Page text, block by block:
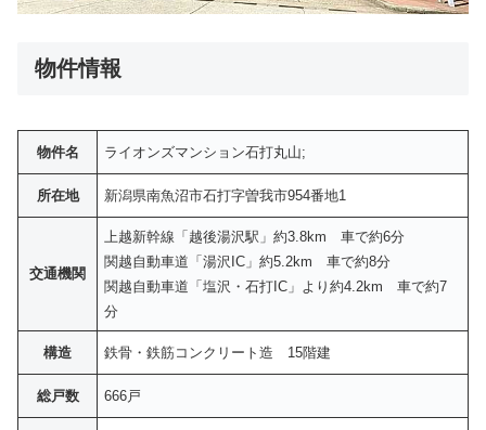
物件情報
物件名 ライオンズマンション石打丸山;
所在地 新潟県南魚沼市石打字曽我市954番地1
交通機関
上越新幹線「越後湯沢駅」約3.8km 車で約6分
関越自動車道「湯沢IC」約5.2km 車で約8分
関越自動車道「塩沢・石打IC」より約4.2km 車で約7
分
構造 鉄骨・鉄筋コンクリート造 15階建
総戸数 666戸